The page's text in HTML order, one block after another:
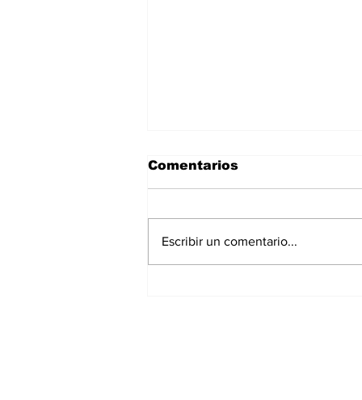
Comentarios
Escribir un comentario...